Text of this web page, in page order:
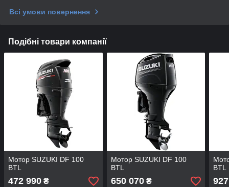
Всі умови повернення
Подібні товари компанії
Мотор SUZUKI DF 100
BTL
472 990 ₴
Мотор SUZUKI DF 100
BTL
650 070₴
BTL